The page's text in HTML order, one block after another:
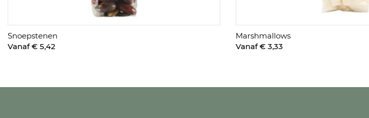
Snoepstenen
Vanaf € 5,42
Marshmallows
Vanaf € 3,33